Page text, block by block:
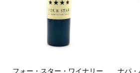
フォー・スター・ワイナリー
ナパ